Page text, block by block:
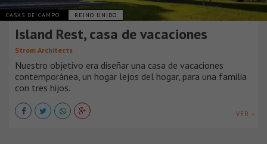
CASAS DE CAMPO REINO UNIDO
Island Rest, casa de vacaciones
Strom Architects
Nuestro objetivo era diseñar una casa de vacaciones
contemporánea, un hogar lejos del hogar, para una familia
con tres hijos.
VER +